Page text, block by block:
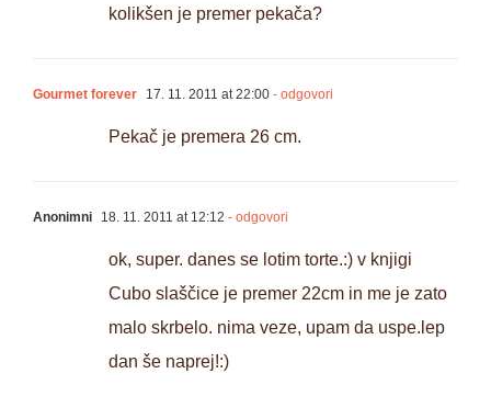
kolikšen je premer pekača?
Gourmet forever 17. 11. 2011 at 22:00 - odgovori
Pekač je premera 26 cm.
Anonimni 18. 11. 2011 at 12:12 - odgovori
ok, super. danes se lotim torte.:) v knjigi
Cubo slaščice je premer 22cm in me je zato
malo skrbelo. nima veze, upam da uspe.lep
dan še naprej!:)